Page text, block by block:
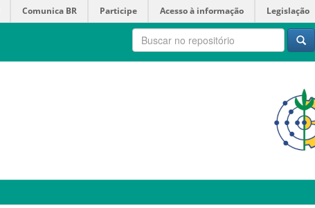
Comunica BR Participe Acesso à informação Legislação